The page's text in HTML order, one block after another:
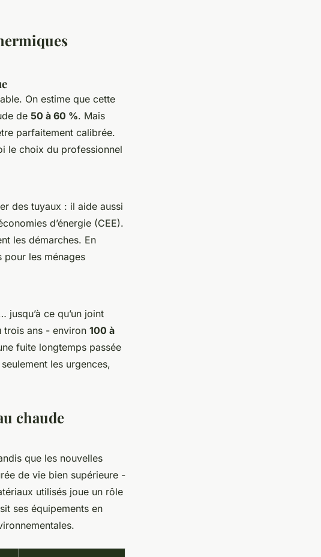
On estime que cette
de 50 à 60 %. Mais
parfaitement calibrée.
le choix du professionnel
des tuyaux : il aide aussi
d’énergie (CEE).
les démarches. En
pour les ménages
ce qu’un joint
trois ans - environ 100 à
fuite longtemps passée
les urgences,
chaude
que les nouvelles
de vie bien supérieure -
utilisés joue un rôle
ses équipements en